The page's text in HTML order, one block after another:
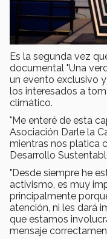
Es la segunda vez
documental "Una
un evento exclusivo
los interesados a
climático.
"Me enteré de esta
Asociación Darle la
mientras nos platica
Desarrollo
"Desde siempre he
activismo, es muy
principalmente
atención, ni les dará
que estamos
mensaje